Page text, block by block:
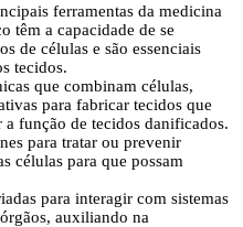
ferramentas da medicina
têm a capacidade de se
de células e são essenciais
tecidos.
que combinam células,
para fabricar tecidos que
função de tecidos danificados.
para tratar ou prevenir
células para que possam
para interagir com sistemas
auxiliando na